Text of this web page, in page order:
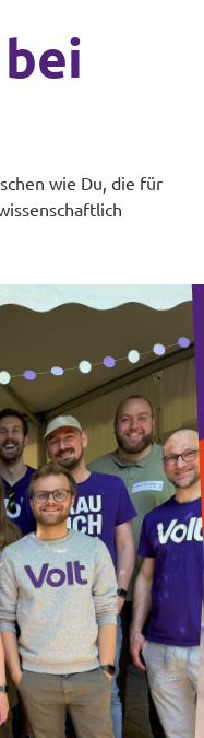
wie Du, die für